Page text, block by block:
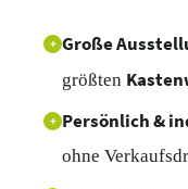
+ Große
größten
+ Persönlich &
ohne